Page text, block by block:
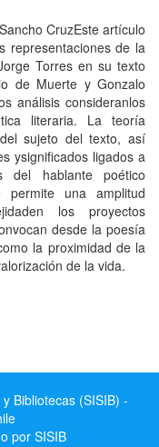
CruzEste artículo
representaciones de la
Torres en su texto
de Muerte y Gonzalo
análisis consideranlos
literaria. La teoría
sujeto del texto, así
ysignificados ligados a
del hablante poético
permite una amplitud
los proyectos
desde la poesía
la proximidad de la
de la vida.
Bibliotecas (SISIB) -
por SISIB